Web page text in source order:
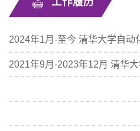
2024年1月-至今 清华大学自动
2021年9月-2023年12月 清华